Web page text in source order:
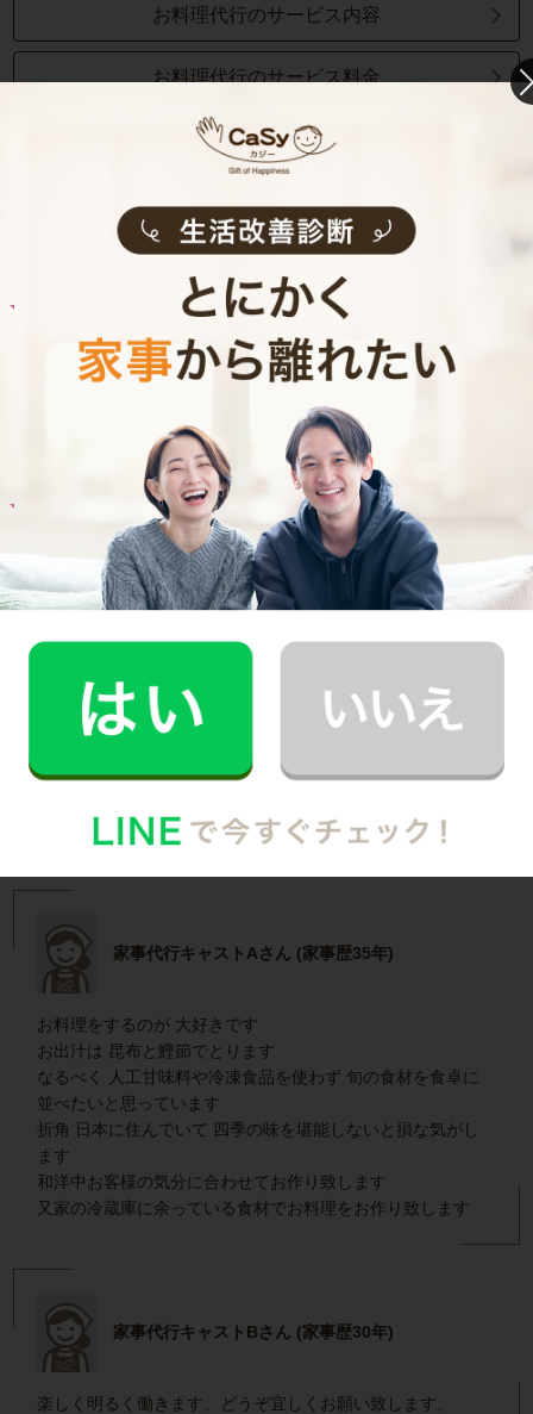
お料理代行のサービス内容
お料理代行のサービス料金
Customer Interview
30代 共働き 育児休暇中
栄養バランスの取れた食事を摂れるのが魅力で
40代 男性 1人暮らし
食生活を改善したいと思い料理代行をお願いし
ています。
インタビュー一覧を見る
瀬谷区で働く家事代行キャストの声
家事代行キャストAさん (家事歴35年)
お料理をするのが 大好きです
お出汁は 昆布と鰹節でとります
なるべく 人工甘味料や冷凍食品を使わず 旬の食材を食卓に
並べたいと思っています
折角 日本に住んでいて 四季の味を堪能しないと損な気がし
ます
和洋中お客様の気分に合わせてお作り致します
又家の冷蔵庫に余っている食材でお料理をお作り致します
家事代行キャストBさん (家事歴30年)
楽しく明るく働きます。どうぞ宜しくお願い致します。